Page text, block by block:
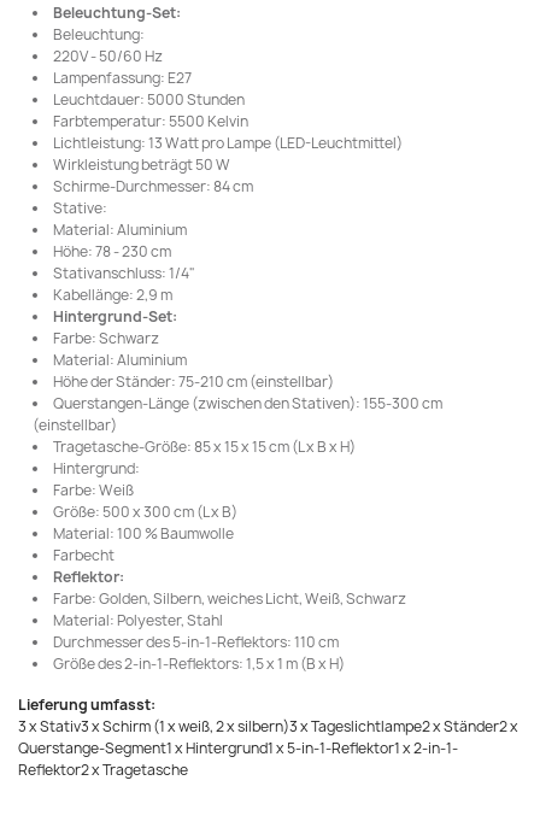
Beleuchtung-Set:
Beleuchtung:
220V - 50/60 Hz
Lampenfassung: E27
Leuchtdauer: 5000 Stunden
Farbtemperatur: 5500 Kelvin
Lichtleistung: 13 Watt pro Lampe (LED-Leuchtmittel)
Wirkleistung beträgt 50 W
Schirme-Durchmesser: 84 cm
Stative:
Material: Aluminium
Höhe: 78 - 230 cm
Stativanschluss: 1/4"
Kabellänge: 2,9 m
Hintergrund-Set:
Farbe: Schwarz
Material: Aluminium
Höhe der Ständer: 75-210 cm (einstellbar)
Querstangen-Länge (zwischen den Stativen): 155-300 cm
(einstellbar)
Tragetasche-Größe: 85 x 15 x 15 cm (L x B x H)
Hintergrund:
Farbe: Weiß
Größe: 500 x 300 cm (L x B)
Material: 100 % Baumwolle
Farbecht
Reflektor:
Farbe: Golden, Silbern, weiches Licht, Weiß, Schwarz
Material: Polyester, Stahl
Durchmesser des 5-in-1-Reflektors: 110 cm
Größe des 2-in-1-Reflektors: 1,5 x 1 m (B x H)
Lieferung umfasst:
3 x Stativ3 x Schirm (1 x weiß, 2 x silbern)3 x Tageslichtlampe2 x Ständer2 x
Querstange-Segment1 x Hintergrund1 x 5-in-1-Reflektor1 x 2-in-1-
Reflektor2 x Tragetasche